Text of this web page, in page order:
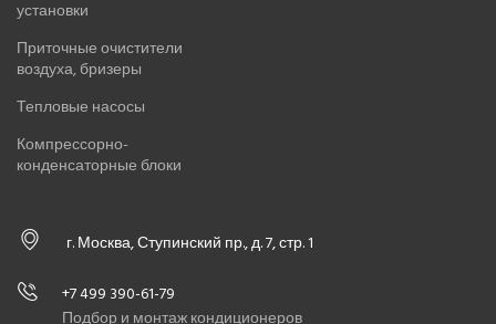
установки
Приточные очистители
воздуха, бризеры
Тепловые насосы
Компрессорно-
конденсаторные блоки
г. Москва, Ступинский пр., д. 7, стр. 1
+7 499 390-61-79
Подбор и монтаж кондиционеров